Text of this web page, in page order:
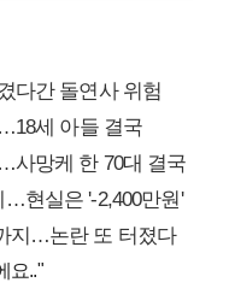
다간 돌연사 위험
세 아들 결국
사망케 한 70대 결국
…현실은 '-2,400만원'
지…논란 또 터졌다
요.."